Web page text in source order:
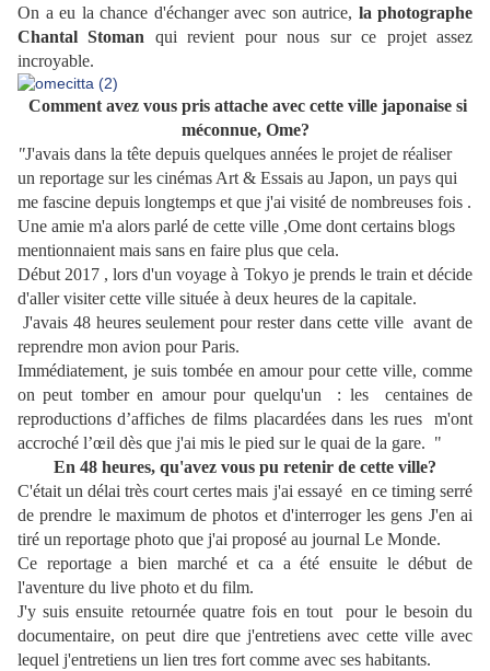
On a eu la chance d'échanger avec son autrice, la photographe
Chantal Stoman qui revient pour nous sur ce projet assez
incroyable.
Comment avez vous pris attache avec cette ville japonaise si
méconnue, Ome?
"J'avais dans la tête depuis quelques années le projet de réaliser
un reportage sur les cinémas Art & Essais au Japon, un pays qui
me fascine depuis longtemps et que j'ai visité de nombreuses fois .
Une amie m'a alors parlé de cette ville ,Ome dont certains blogs
mentionnaient mais sans en faire plus que cela.
Début 2017 , lors d'un voyage à Tokyo je prends le train et décide
d'aller visiter cette ville située à deux heures de la capitale.
J'avais 48 heures seulement pour rester dans cette ville avant de
reprendre mon avion pour Paris.
Immédiatement, je suis tombée en amour pour cette ville, comme
on peut tomber en amour pour quelqu'un : les centaines de
reproductions d’affiches de films placardées dans les rues m'ont
accroché l’œil dès que j'ai mis le pied sur le quai de la gare. "
En 48 heures, qu'avez vous pu retenir de cette ville?
C'était un délai très court certes mais j'ai essayé en ce timing serré
de prendre le maximum de photos et d'interroger les gens J'en ai
tiré un reportage photo que j'ai proposé au journal Le Monde.
Ce reportage a bien marché et ca a été ensuite le début de
l'aventure du live photo et du film.
J'y suis ensuite retournée quatre fois en tout pour le besoin du
documentaire, on peut dire que j'entretiens avec cette ville avec
lequel j'entretiens un lien tres fort comme avec ses habitants.